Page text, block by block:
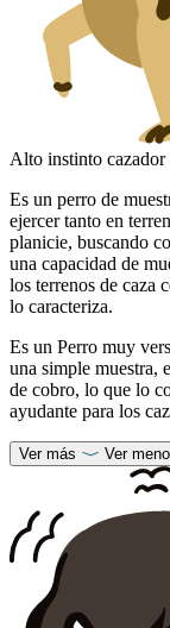
Alto instinto cazador
Es un perro de
ejercer tanto en
planicie, buscando
una capacidad de
los terrenos de caza
lo caracteriza.
Es un Perro muy
una simple muestra,
de cobro, lo que lo
ayudante para los
Ver más Ver